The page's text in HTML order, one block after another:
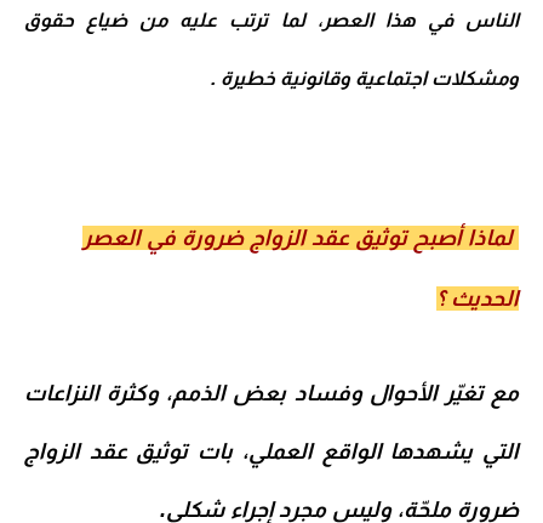
الناس في هذا العصر، لما ترتب عليه من ضياع حقوق
ومشكلات اجتماعية وقانونية خطيرة .
لماذا أصبح توثيق عقد الزواج ضرورة في العصر
الحديث ؟
مع تغيّر الأحوال وفساد بعض الذمم، وكثرة النزاعات
التي يشهدها الواقع العملي، بات توثيق عقد الزواج
ضرورة ملحّة، وليس مجرد إجراء شكلي.